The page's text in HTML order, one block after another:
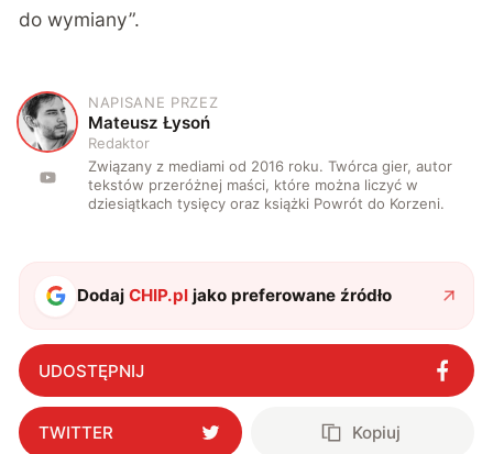
do wymiany”.
M
NAPISANE PRZEZ
Mateusz Łysoń
Redaktor
Związany z mediami od 2016 roku. Twórca gier, autor
tekstów przeróżnej maści, które można liczyć w
dziesiątkach tysięcy oraz książki Powrót do Korzeni.
DodajCHIP.pl jako preferowane źródło
UDOSTĘPNIJ
TWITTER Kopiuj